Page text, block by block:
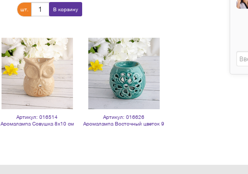
шт. В корзину
Артикул: 016514
Аромалампа Совушка 8х10 см
Артикул: 016626
Аромалампа Восточный цветок 9